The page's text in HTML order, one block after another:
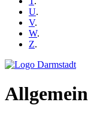
U.
V.
W.
Z.
Allgemein